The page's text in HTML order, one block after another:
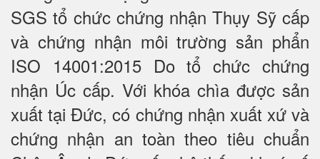
SGS tổ chức chứng nhận Thụy Sỹ cấp
và chứng nhận môi trường sản phẩn
ISO 14001:2015 Do tổ chức chứng
nhận Úc cấp. Với khóa chìa được sản
xuất tại Đức, có chứng nhận xuất xứ và
chứng nhận an toàn theo tiêu chuẩn